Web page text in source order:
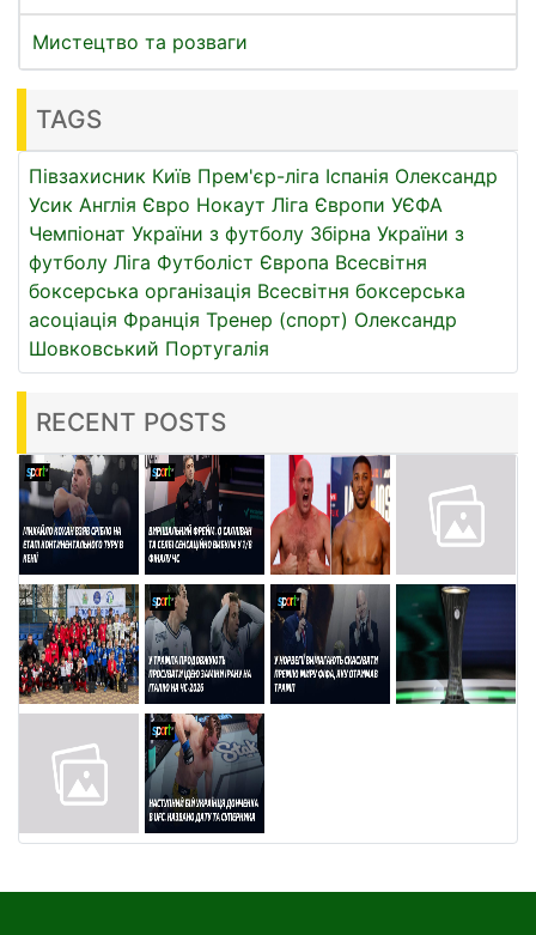
Мистецтво та розваги
TAGS
Півзахисник Київ Прем'єр-ліга Іспанія Олександр
Усик Англія Євро Нокаут Ліга Європи УЄФА
Чемпіонат України з футболу Збірна України з
футболу Ліга Футболіст Європа Всесвітня
боксерська організація Всесвітня боксерська
асоціація Франція Тренер (спорт) Олександр
Шовковський Португалія
RECENT POSTS